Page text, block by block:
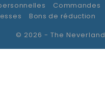
Commandes
Bons de réduction
© 2026 - The Neverland